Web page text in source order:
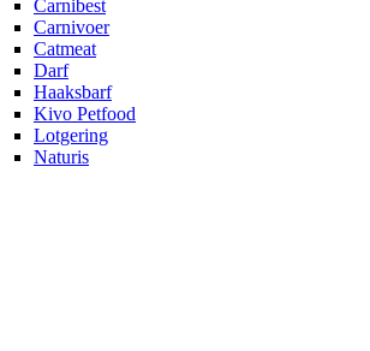
Carnibest
Carnivoer
Catmeat
Darf
Haaksbarf
Kivo Petfood
Lotgering
Naturis